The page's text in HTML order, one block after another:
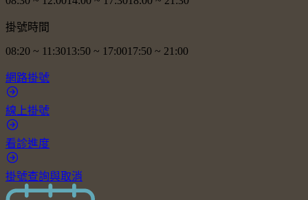
掛號時間
08:20 ~ 11:3013:50 ~ 17:0017:50 ~ 21:00
網路掛號
線上掛號
看診進度
掛號查詢與取消